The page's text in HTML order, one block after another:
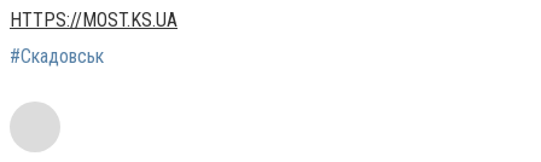
HTTPS://MOST.KS.UA
#Скадовськ